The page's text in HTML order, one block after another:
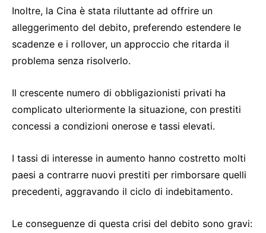
Inoltre, la Cina è stata riluttante ad offrire un
alleggerimento del debito, preferendo estendere le
scadenze e i rollover, un approccio che ritarda il
problema senza risolverlo.
Il crescente numero di obbligazionisti privati ha
complicato ulteriormente la situazione, con prestiti
concessi a condizioni onerose e tassi elevati.
I tassi di interesse in aumento hanno costretto molti
paesi a contrarre nuovi prestiti per rimborsare quelli
precedenti, aggravando il ciclo di indebitamento.
Le conseguenze di questa crisi del debito sono gravi: